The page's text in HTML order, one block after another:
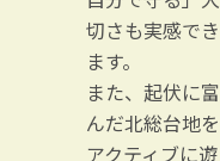
切さも実感でき
ます。
また、起伏に富
んだ北総台地を
アクティブに遊